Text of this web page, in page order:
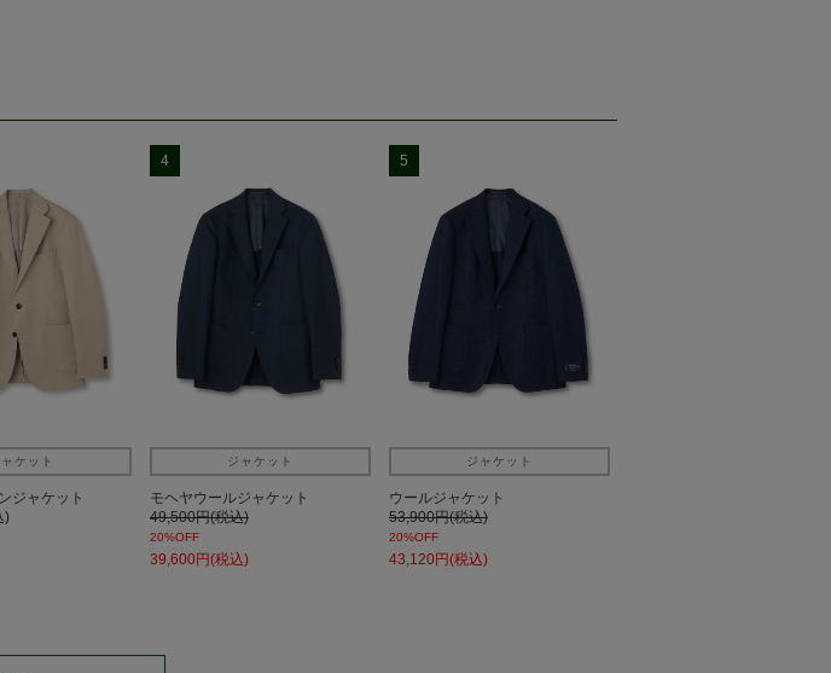
ケット
ジャケット
)
4
ジャケット
モヘヤウールジャケット
49,500円(税込)
20%OFF
39,600円(税込)
5
ジャケット
ウールジャケット
53,900円(税込)
20%OFF
43,120円(税込)